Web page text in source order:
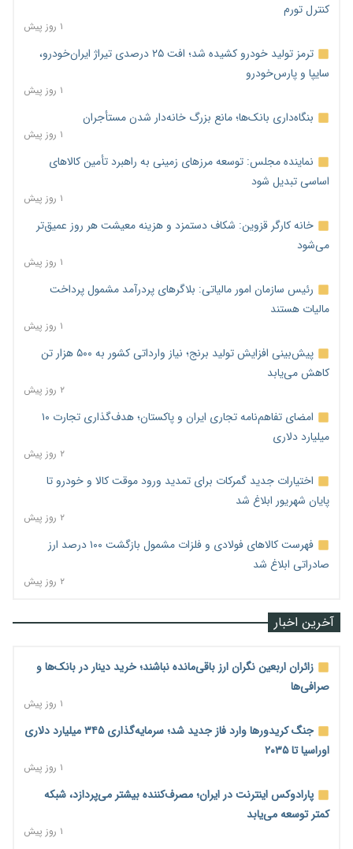
کنترل تورم
۱ روز پیش
ترمز تولید خودرو کشیده شد؛ افت ۲۵ درصدی تیراژ ایران‌خودرو،
سایپا و پارس‌خودرو
۱ روز پیش
بنگاه‌داری بانک‌ها؛ مانع بزرگ خانه‌دار شدن مستأجران
۱ روز پیش
نماینده مجلس: توسعه مرزهای زمینی به راهبرد تأمین کالاهای
اساسی تبدیل شود
۱ روز پیش
خانه کارگر قزوین: شکاف دستمزد و هزینه معیشت هر روز عمیق‌تر
می‌شود
۱ روز پیش
رئیس سازمان امور مالیاتی: بلاگرهای پردرآمد مشمول پرداخت
مالیات هستند
۱ روز پیش
پیش‌بینی افزایش تولید برنج؛ نیاز وارداتی کشور به ۵۰۰ هزار تن
کاهش می‌یابد
۲ روز پیش
امضای تفاهم‌نامه تجاری ایران و پاکستان؛ هدف‌گذاری تجارت ۱۰
میلیارد دلاری
۲ روز پیش
اختیارات جدید گمرکات برای تمدید ورود موقت کالا و خودرو تا
پایان شهریور ابلاغ شد
۲ روز پیش
فهرست کالاهای فولادی و فلزات مشمول بازگشت ۱۰۰ درصد ارز
صادراتی ابلاغ شد
۲ روز پیش
آخرین اخبار
زائران اربعین نگران ارز باقی‌مانده نباشند؛ خرید دینار در بانک‌ها و
صرافی‌ها
۱ روز پیش
جنگ کریدورها وارد فاز جدید شد؛ سرمایه‌گذاری ۳۴۵ میلیارد دلاری
اوراسیا تا ۲۰۳۵
۱ روز پیش
پارادوکس اینترنت در ایران؛ مصرف‌کننده بیشتر می‌پردازد، شبکه
کمتر توسعه می‌یابد
۱ روز پیش